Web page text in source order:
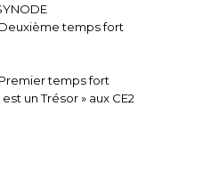
Deuxième temps fort
temps fort
un Trésor » aux CE2